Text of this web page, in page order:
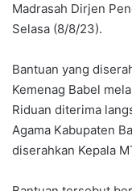
Madrasah Dirjen
Selasa (8/8/23).
Bantuan yang
Kemenag Babel
Riduan diterima
Agama Kabupaten
diserahkan Kepala